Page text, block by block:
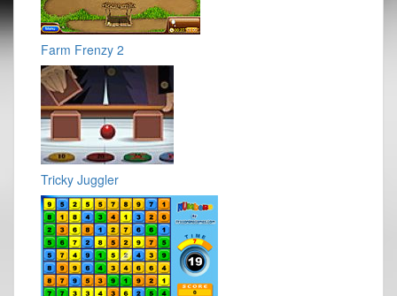
Farm Frenzy 2
Tricky Juggler